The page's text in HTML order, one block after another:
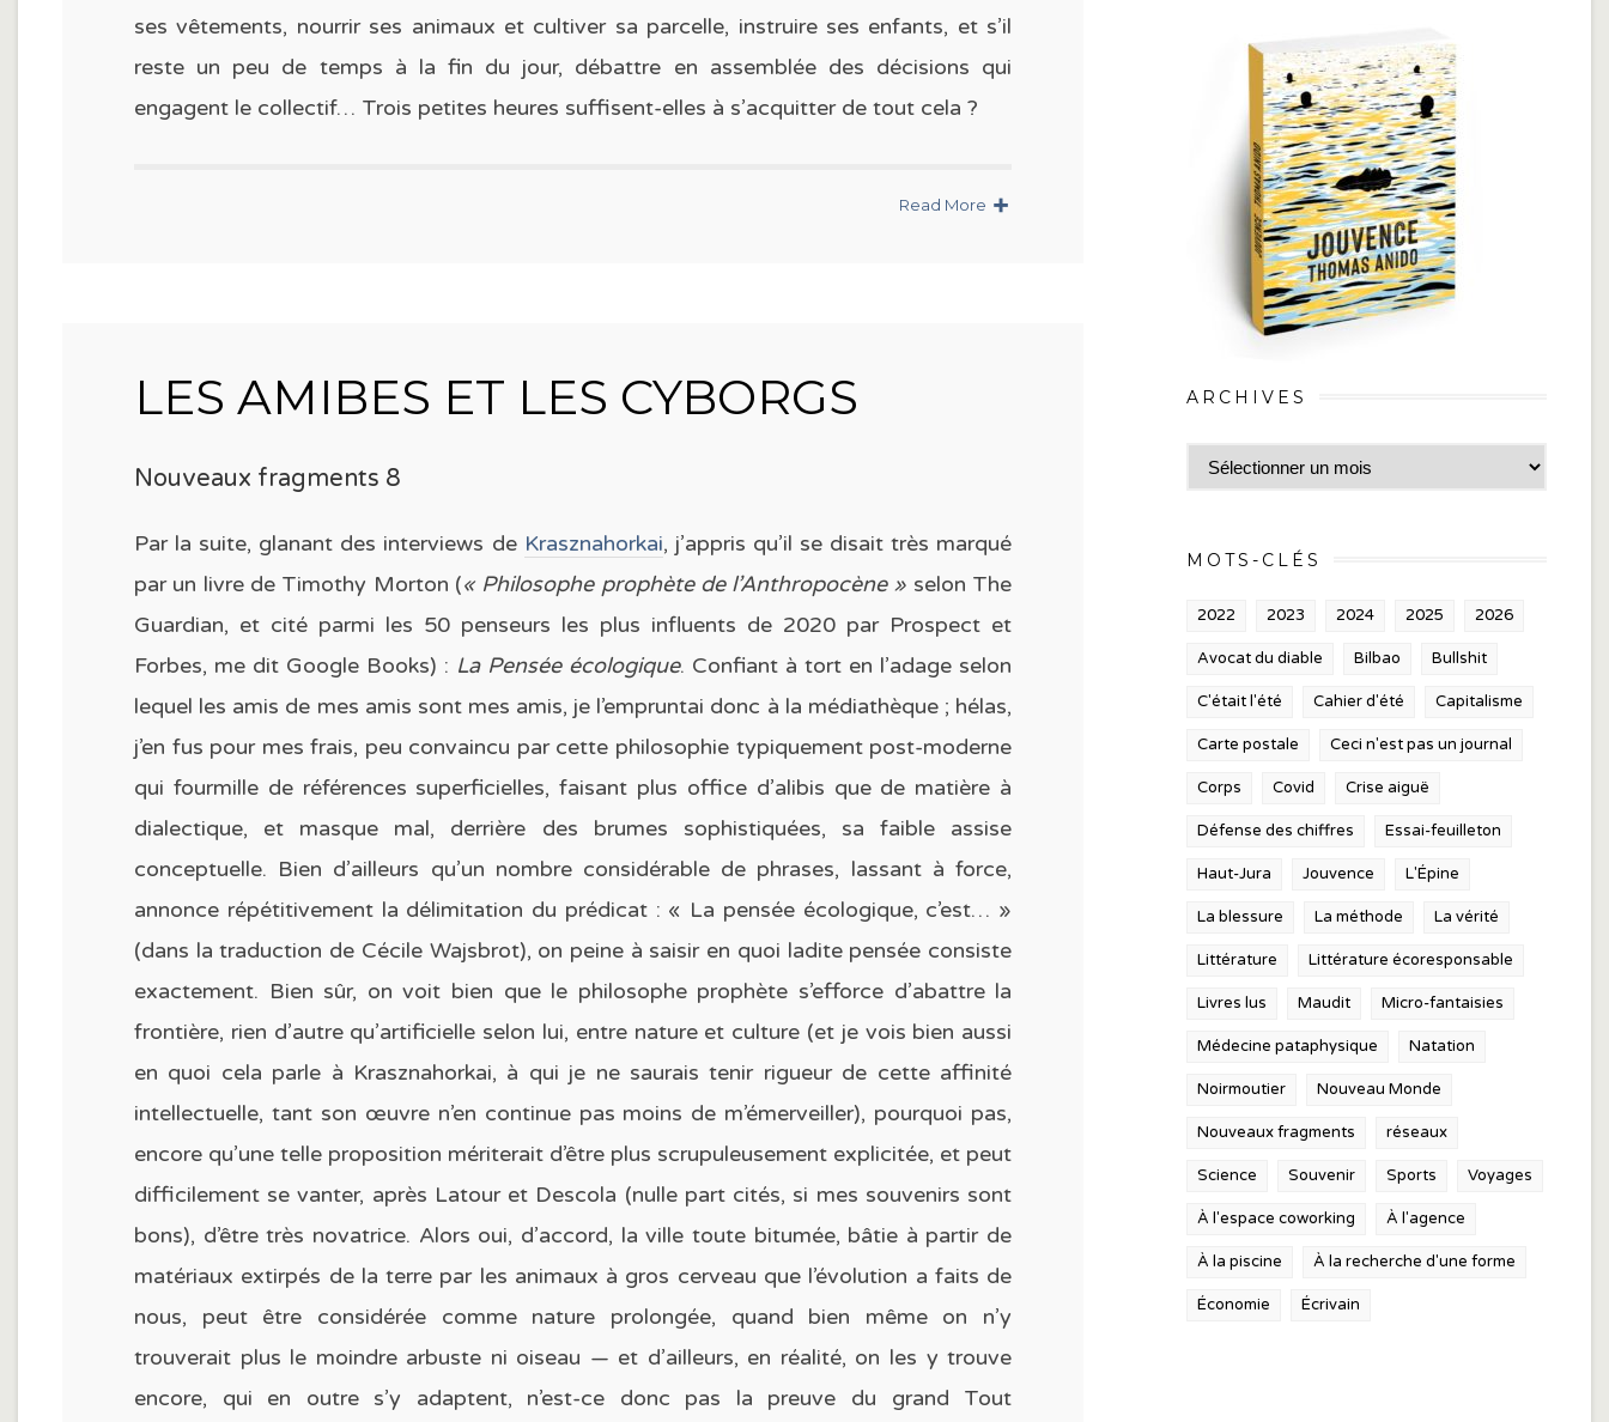
ses vêtements, nourrir ses animaux et cultiver sa parcelle, instruire ses enfants, et s’il
reste un peu de temps à la fin du jour, débattre en assemblée des décisions qui
engagent le collectif… Trois petites heures suffisent-elles à s’acquitter de tout cela ?
Read More
LES AMIBES ET LES CYBORGS
Nouveaux fragments 8
Par la suite, glanant des interviews de Krasznahorkai, j’appris qu’il se disait très marqué
par un livre de Timothy Morton (« Philosophe prophète de l’Anthropocène » selon The
Guardian, et cité parmi les 50 penseurs les plus influents de 2020 par Prospect et
Forbes, me dit Google Books) : La Pensée écologique. Confiant à tort en l’adage selon
lequel les amis de mes amis sont mes amis, je l’empruntai donc à la médiathèque ; hélas,
j’en fus pour mes frais, peu convaincu par cette philosophie typiquement post-moderne
qui fourmille de références superficielles, faisant plus office d’alibis que de matière à
dialectique, et masque mal, derrière des brumes sophistiquées, sa faible assise
conceptuelle. Bien d’ailleurs qu’un nombre considérable de phrases, lassant à force,
annonce répétitivement la délimitation du prédicat : « La pensée écologique, c’est… »
(dans la traduction de Cécile Wajsbrot), on peine à saisir en quoi ladite pensée consiste
exactement. Bien sûr, on voit bien que le philosophe prophète s’efforce d’abattre la
frontière, rien d’autre qu’artificielle selon lui, entre nature et culture (et je vois bien aussi
en quoi cela parle à Krasznahorkai, à qui je ne saurais tenir rigueur de cette affinité
intellectuelle, tant son œuvre n’en continue pas moins de m’émerveiller), pourquoi pas,
encore qu’une telle proposition mériterait d’être plus scrupuleusement explicitée, et peut
difficilement se vanter, après Latour et Descola (nulle part cités, si mes souvenirs sont
bons), d’être très novatrice. Alors oui, d’accord, la ville toute bitumée, bâtie à partir de
matériaux extirpés de la terre par les animaux à gros cerveau que l’évolution a faits de
nous, peut être considérée comme nature prolongée, quand bien même on n’y
trouverait plus le moindre arbuste ni oiseau — et d’ailleurs, en réalité, on les y trouve
encore, qui en outre s’y adaptent, n’est-ce donc pas la preuve du grand Tout
ARCHIVES
Archives
MOTS-CLÉS
2022 2023 2024 2025 2026
Avocat du diable Bilbao Bullshit
C'était l'été Cahier d'été Capitalisme
Carte postale Ceci n'est pas un journal
Corps Covid Crise aiguë
Défense des chiffres Essai-feuilleton
Haut-Jura Jouvence L'Épine
La blessure La méthode La vérité
Littérature Littérature écoresponsable
Livres lus Maudit Micro-fantaisies
Médecine pataphysique Natation
Noirmoutier Nouveau Monde
Nouveaux fragments réseaux
Science Souvenir Sports Voyages
À l'espace coworking À l'agence
À la piscine À la recherche d'une forme
Économie Écrivain